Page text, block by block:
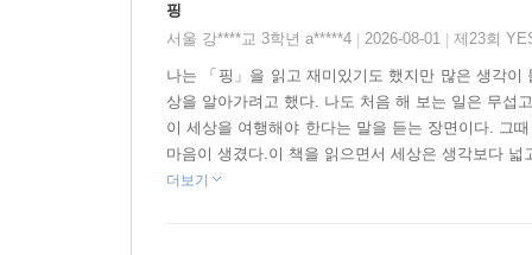
것입니다.
『핑!』은 사랑하는 법, 살아가는 법을 명료하고
어떤 자세를 가져야 하는지 쉽게 이해할 수 있을 것
관계에 상처받는 어른들에게도 위로가 되는 책
핑
서울 강****교 3학년 a*****4
2026-08-01 제23회
나는 「핑」을 읽고 재미있기도 했지만 많은 생각
상을 알아가려고 했다. 나도 처음 해 보는 일은 무섭
이 세상을 여행해야 한다는 말을 듣는 장면이다. 그
마음이 생겼다.이 책을 읽으면서 세상은 생각보다
더보기